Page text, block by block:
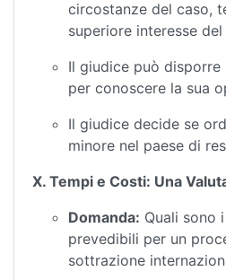
circostanze del caso,
superiore interesse del
Il giudice può
per conoscere la sua
Il giudice decide se
minore nel paese di
X. Tempi e Costi: Una
Domanda: Quali sono
prevedibili per un
sottrazione